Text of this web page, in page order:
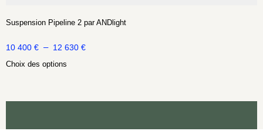
Suspension Pipeline 2 par ANDlight
10 400 € – 12 630 €
Choix des options